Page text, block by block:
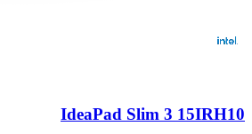
IdeaPad Slim 3 15IRH10